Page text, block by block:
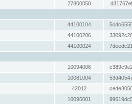
27800050
44100104
44100206
44100024
10094006
10081004
42012
10096001